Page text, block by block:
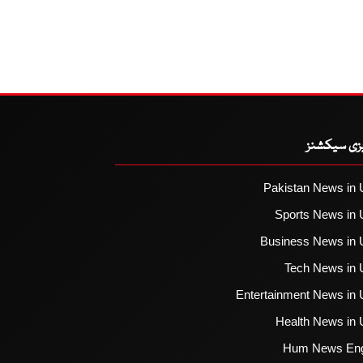
سیکشنز
Pakistan News in
Sports News in
Business News in
Tech News in
Entertainment News in
Health News in
Hum News